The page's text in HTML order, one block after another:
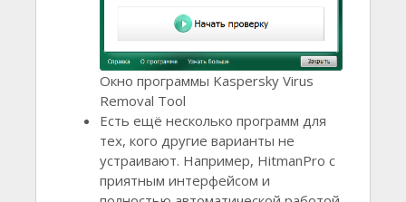
Окно программы Kaspersky Virus
Removal Tool
Есть ещё несколько программ для
тех, кого другие варианты не
устраивают. Например, HitmanPro с
приятным интерфейсом и